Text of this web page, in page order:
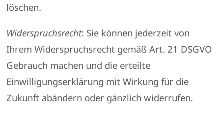
löschen.
Widerspruchsrecht: Sie können jederzeit von
Ihrem Widerspruchsrecht gemäß Art. 21 DSGVO
Gebrauch machen und die erteilte
Einwilligungserklärung mit Wirkung für die
Zukunft abändern oder gänzlich widerrufen.